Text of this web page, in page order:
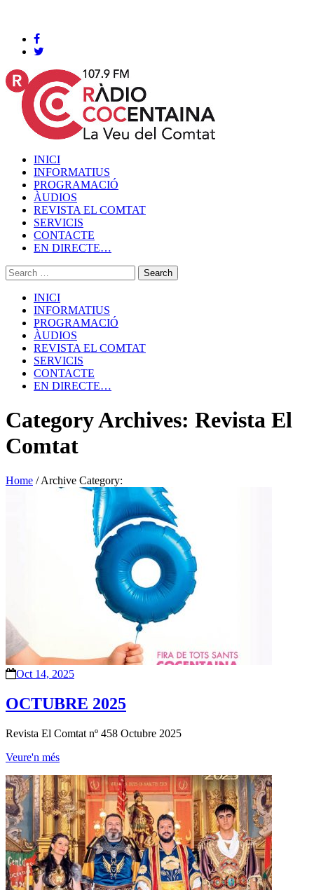
INICI
INFORMATIUS
PROGRAMACIÓ
ÀUDIOS
REVISTA EL COMTAT
SERVICIS
CONTACTE
EN DIRECTE…
INICI
INFORMATIUS
PROGRAMACIÓ
ÀUDIOS
REVISTA EL COMTAT
SERVICIS
CONTACTE
EN DIRECTE…
Category Archives: Revista El
Comtat
Home /Archive Category:
Oct 14, 2025
OCTUBRE 2025
Revista El Comtat nº 458 Octubre 2025
Veure'n més